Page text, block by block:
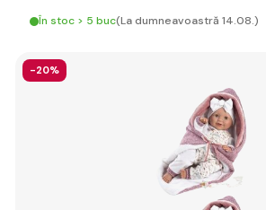
În stoc > 5 buc(La dumneavoastră 14.08.)
-20%